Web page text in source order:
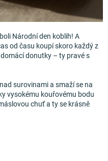
Národní den koblih! A
od času koupí skoro každý z
donutky – ty pravé s
surovinami a smaží se na
vysokému kouřovému bodu
chuť a ty se krásně